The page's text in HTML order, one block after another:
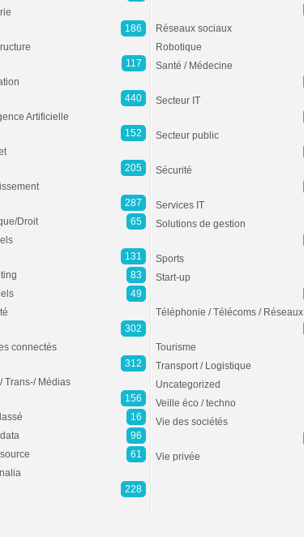
186
117
440
Artificielle
152
205
287
Droit
65
131
83
49
302
connectés
312
Trans-/ Médias
156
16
96
61
228
Réseaux sociaux
Robotique
Santé / Médecine
Secteur IT
Secteur public
Sécurité
Services IT
Solutions de gestion
Sports
Start-up
Téléphonie / Télécoms / Réseaux
Tourisme
Transport / Logistique
Uncategorized
Veille éco / techno
Vie des sociétés
Vie privée